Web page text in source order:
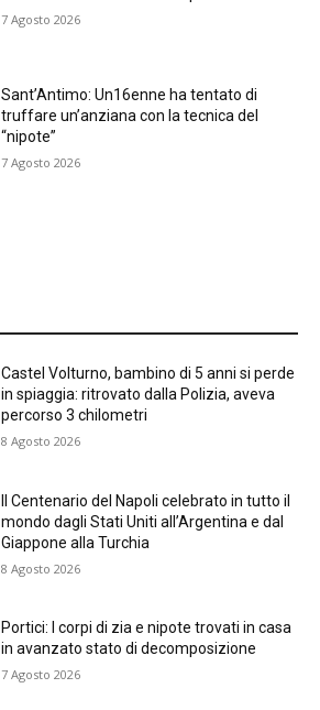
7 Agosto 2026
Sant’Antimo: Un16enne ha tentato di
truffare un’anziana con la tecnica del
“nipote”
7 Agosto 2026
Castel Volturno, bambino di 5 anni si perde
in spiaggia: ritrovato dalla Polizia, aveva
percorso 3 chilometri
8 Agosto 2026
Il Centenario del Napoli celebrato in tutto il
mondo dagli Stati Uniti all’Argentina e dal
Giappone alla Turchia
8 Agosto 2026
Portici: I corpi di zia e nipote trovati in casa
in avanzato stato di decomposizione
7 Agosto 2026